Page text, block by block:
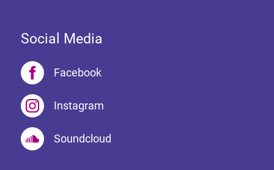
Social Media
Facebook
Instagram
Soundcloud